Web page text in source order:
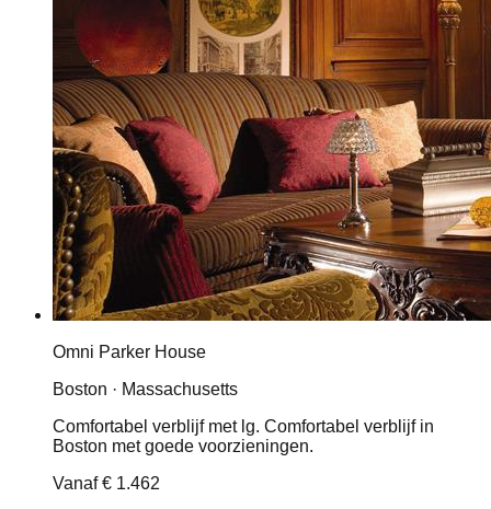
Omni Parker House
Boston · Massachusetts
Comfortabel verblijf met lg. Comfortabel verblijf in
Boston met goede voorzieningen.
Vanaf€ 1.462